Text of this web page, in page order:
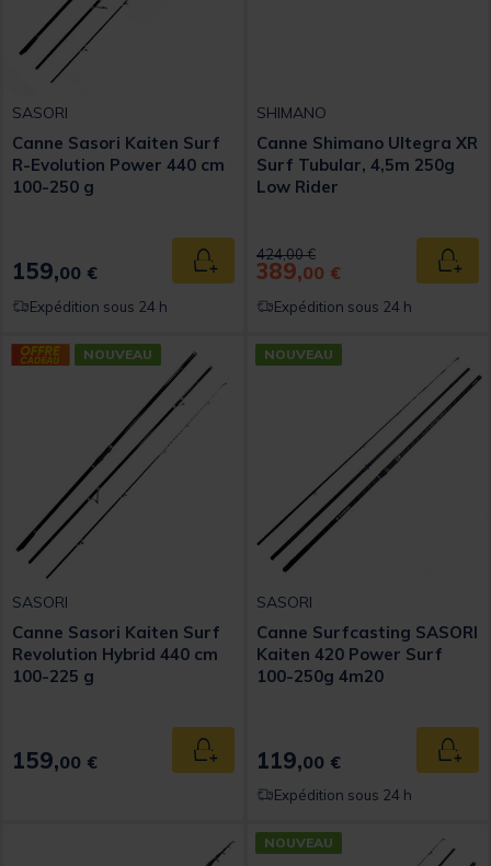
SASORI
Canne Sasori Kaiten Surf
R-Evolution Power 440 cm
100-250 g
159,00 € Ajouter au panier
Expédition sous 24 h
SHIMANO
Canne Shimano Ultegra XR
Surf Tubular, 4,5m 250g
Low Rider
Price reduced from
424,00 €to
389,00 €
Expédition sous 24 h
NOUVEAU
SASORI
Canne Sasori Kaiten Surf
Revolution Hybrid 440 cm
100-225 g
159,00 € Ajouter au panier
NOUVEAU
SASORI
Canne Surfcasting SASORI
Kaiten 420 Power Surf
100-250g 4m20
119,00 €
Expédition sous 24 h
NOUVEAU